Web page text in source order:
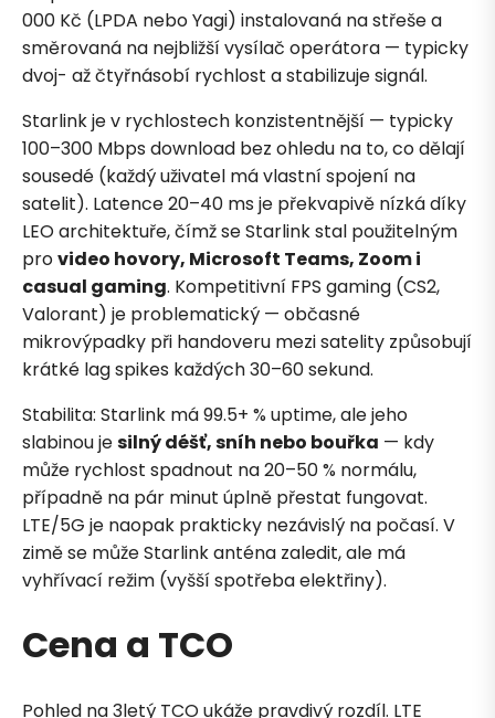
000 Kč (LPDA nebo Yagi) instalovaná na střeše a
směrovaná na nejbližší vysílač operátora — typicky
dvoj- až čtyřnásobí rychlost a stabilizuje signál.
Starlink je v rychlostech konzistentnější — typicky
100–300 Mbps download bez ohledu na to, co dělají
sousedé (každý uživatel má vlastní spojení na
satelit). Latence 20–40 ms je překvapivě nízká díky
LEO architektuře, čímž se Starlink stal použitelným
provideo hovory, Microsoft Teams, Zoom i
casual gaming. Kompetitivní FPS gaming (CS2,
Valorant) je problematický — občasné
mikrovýpadky při handoveru mezi satelity způsobují
krátké lag spikes každých 30–60 sekund.
Stabilita: Starlink má 99.5+ % uptime, ale jeho
slabinou jesilný déšť, sníh nebo bouřka — kdy
může rychlost spadnout na 20–50 % normálu,
případně na pár minut úplně přestat fungovat.
LTE/5G je naopak prakticky nezávislý na počasí. V
zimě se může Starlink anténa zaledit, ale má
vyhřívací režim (vyšší spotřeba elektřiny).
Cena a TCO
Pohled na 3letý TCO ukáže pravdivý rozdíl. LTE